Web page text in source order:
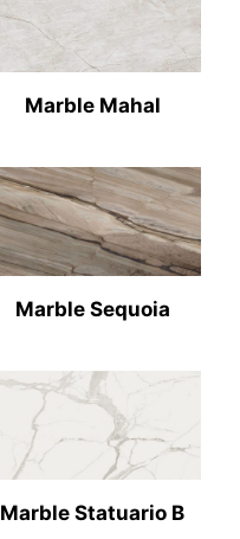
Marble Mahal
Marble Sequoia
Marble Statuario B